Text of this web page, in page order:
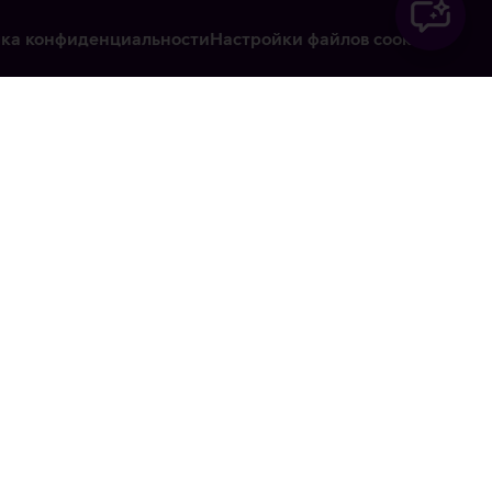
конфиденциальностиНастройки файлов cookie